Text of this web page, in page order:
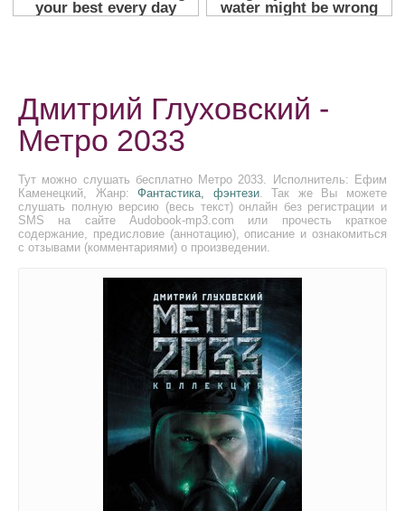
Дмитрий Глуховский -
Метро 2033
Тут можно слушать бесплатно Метро 2033. Исполнитель: Ефим
Каменецкий, Жанр:Фантастика, фэнтези. Так же Вы можете
слушать полную версию (весь текст) онлайн без регистрации и
SMS на сайте Audobook-mp3.com или прочесть краткое
содержание, предисловие (аннотацию), описание и ознакомиться
с отзывами (комментариями) о произведении.